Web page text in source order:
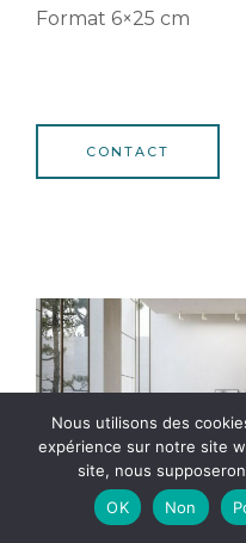
Format 6×25 cm
CONTACT
Nous utilisons des
expérience sur notre site
site, nous
OK
Non